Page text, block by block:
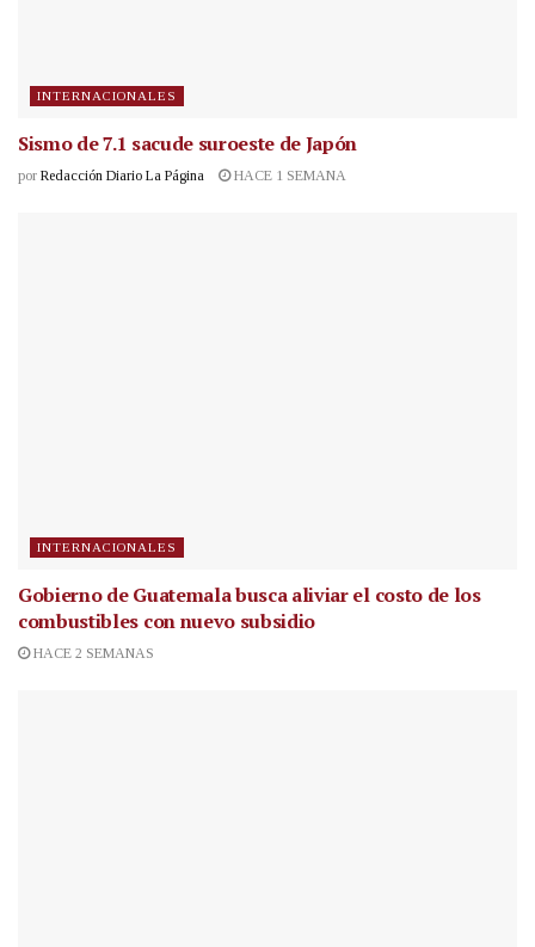
INTERNACIONALES
Sismo de 7.1 sacude suroeste de Japón
por Redacción Diario La Página HACE 1 SEMANA
INTERNACIONALES
Gobierno de Guatemala busca aliviar el costo de los
combustibles con nuevo subsidio
HACE 2 SEMANAS